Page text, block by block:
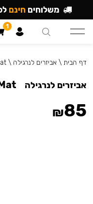
דף הבית \אביזרים לנרגילה \
אביזרים לנרגילה
₪85
משלוחים חינם
1